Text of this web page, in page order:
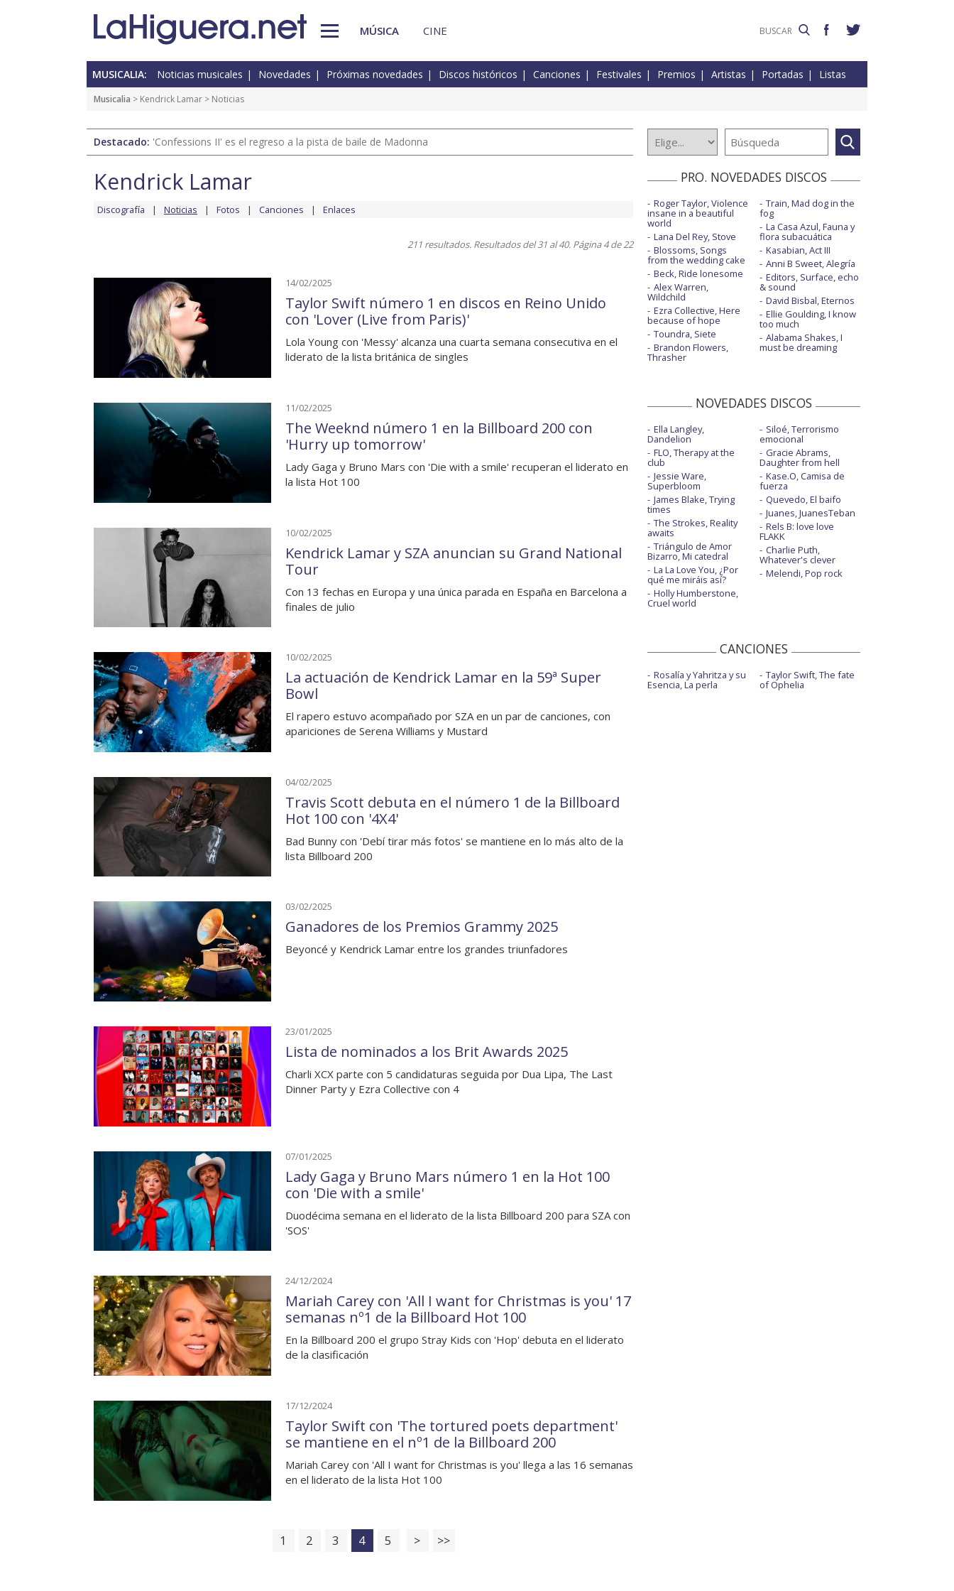
MÚSICA CINE
MUSICALIA: Noticias musicales Novedades Próximas novedades Discos históricos Canciones Festivales Premios Artistas Portadas Listas
Musicalia > Kendrick Lamar > Noticias
Destacado: 'Confessions II' es el regreso a la pista de baile de Madonna
Kendrick Lamar
Discografía Noticias Fotos Canciones Enlaces
211 resultados. Resultados del 31 al 40. Página 4 de 22
14/02/2025
Taylor Swift número 1 en discos en Reino Unido
con 'Lover (Live from Paris)'
Lola Young con 'Messy' alcanza una cuarta semana consecutiva en el
liderato de la lista británica de singles
11/02/2025
The Weeknd número 1 en la Billboard 200 con
'Hurry up tomorrow'
Lady Gaga y Bruno Mars con 'Die with a smile' recuperan el liderato en
la lista Hot 100
10/02/2025
Kendrick Lamar y SZA anuncian su Grand National
Tour
Con 13 fechas en Europa y una única parada en España en Barcelona a
finales de julio
10/02/2025
La actuación de Kendrick Lamar en la 59ª Super
Bowl
El rapero estuvo acompañado por SZA en un par de canciones, con
apariciones de Serena Williams y Mustard
04/02/2025
Travis Scott debuta en el número 1 de la Billboard
Hot 100 con '4X4'
Bad Bunny con 'Debí tirar más fotos' se mantiene en lo más alto de la
lista Billboard 200
03/02/2025
Ganadores de los Premios Grammy 2025
Beyoncé y Kendrick Lamar entre los grandes triunfadores
23/01/2025
Lista de nominados a los Brit Awards 2025
Charli XCX parte con 5 candidaturas seguida por Dua Lipa, The Last
Dinner Party y Ezra Collective con 4
07/01/2025
Lady Gaga y Bruno Mars número 1 en la Hot 100
con 'Die with a smile'
Duodécima semana en el liderato de la lista Billboard 200 para SZA con
'SOS'
24/12/2024
Mariah Carey con 'All I want for Christmas is you' 17
semanas nº1 de la Billboard Hot 100
En la Billboard 200 el grupo Stray Kids con 'Hop' debuta en el liderato
de la clasificación
17/12/2024
Taylor Swift con 'The tortured poets department'
se mantiene en el nº1 de la Billboard 200
Mariah Carey con 'All I want for Christmas is you' llega a las 16 semanas
en el liderato de la lista Hot 100
1 2 3 4 5 > >>
PRO. NOVEDADES DISCOS
Roger Taylor, Violence
insane in a beautiful
world
Lana Del Rey, Stove
Blossoms, Songs
from the wedding cake
Beck, Ride lonesome
Alex Warren,
Wildchild
Ezra Collective, Here
because of hope
Toundra, Siete
Brandon Flowers,
Thrasher
Train, Mad dog in the
fog
La Casa Azul, Fauna y
flora subacuática
Kasabian, Act III
Anni B Sweet, Alegría
Editors, Surface, echo
& sound
David Bisbal, Eternos
Ellie Goulding, I know
too much
Alabama Shakes, I
must be dreaming
NOVEDADES DISCOS
Ella Langley,
Dandelion
FLO, Therapy at the
club
Jessie Ware,
Superbloom
James Blake, Trying
times
The Strokes, Reality
awaits
Triángulo de Amor
Bizarro, Mi catedral
La La Love You, ¿Por
qué me miráis así?
Holly Humberstone,
Cruel world
Siloé, Terrorismo
emocional
Gracie Abrams,
Daughter from hell
Kase.O, Camisa de
fuerza
Quevedo, El baifo
Juanes, JuanesTeban
Rels B: love love
FLAKK
Charlie Puth,
Whatever's clever
Melendi, Pop rock
CANCIONES
Rosalía y Yahritza y su
Esencia, La perla
Taylor Swift, The fate
of Ophelia